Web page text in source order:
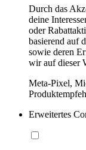
Durch das
deine
oder
basierend auf
sowie deren
wir auf dieser
Meta-Pixel,
Erweitertes